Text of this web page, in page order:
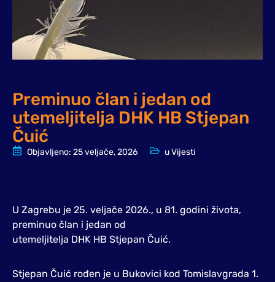
Preminuo član i jedan od
utemeljitelja DHK HB Stjepan
Čuić
Objavljeno: 25 veljače, 2026 uVijesti
U Zagrebu je 25. veljače 2026., u 81. godini života,
preminuo član i jedan od
utemeljitelja DHK HB Stjepan Čuić.
Stjepan Čuić rođen je u Bukovici kod Tomislavgrada 1.